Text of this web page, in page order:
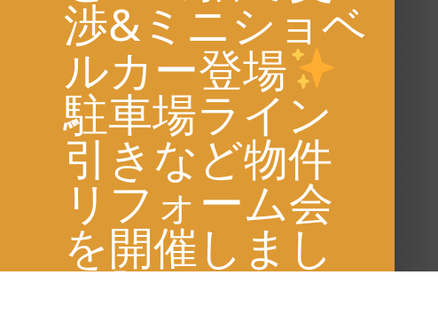
渉&ミニショベ
ルカー登場
駐車場ライン
引きなど物件
リフォーム会
を開催しまし
た】